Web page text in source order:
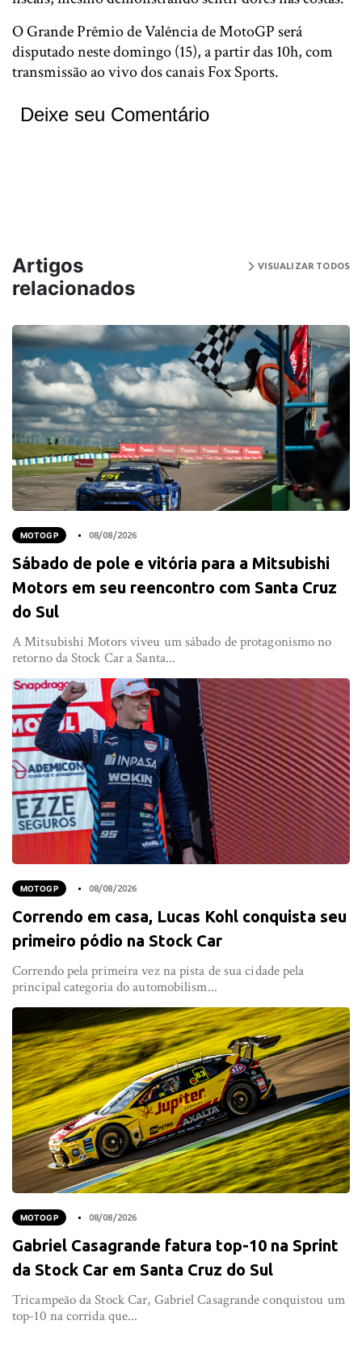
O Grande Prêmio de Valência de MotoGP será
disputado neste domingo (15), a partir das 10h, com
transmissão ao vivo dos canais Fox Sports.
Deixe seu Comentário
Artigos
relacionados
VISUALIZAR TODOS
MOTOGP 08/08/2026
Sábado de pole e vitória para a Mitsubishi
Motors em seu reencontro com Santa Cruz
do Sul
A Mitsubishi Motors viveu um sábado de protagonismo no
retorno da Stock Car a Santa...
MOTOGP 08/08/2026
Correndo em casa, Lucas Kohl conquista seu
primeiro pódio na Stock Car
Correndo pela primeira vez na pista de sua cidade pela
principal categoria do automobilism...
MOTOGP 08/08/2026
Gabriel Casagrande fatura top-10 na Sprint
da Stock Car em Santa Cruz do Sul
Tricampeão da Stock Car, Gabriel Casagrande conquistou um
top-10 na corrida que...